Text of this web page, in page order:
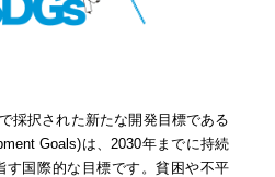
採択された新たな開発目標である
Goals)は、2030年までに持続
す国際的な目標です。貧困や不平